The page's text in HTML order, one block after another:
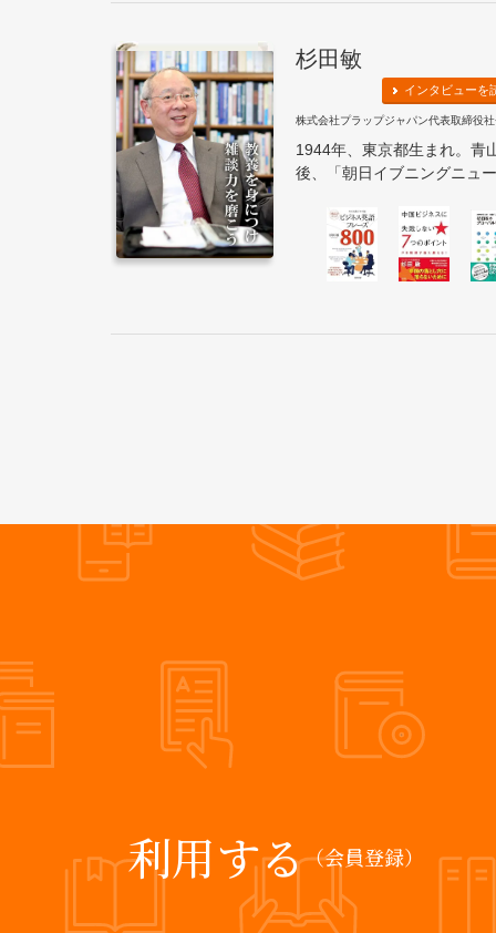
杉田敏
インタビューを
株式会社プラップジャパン代表取締役
1944年、東京都生まれ。青
後、「朝日イブニングニュ
利用する（会員登録）